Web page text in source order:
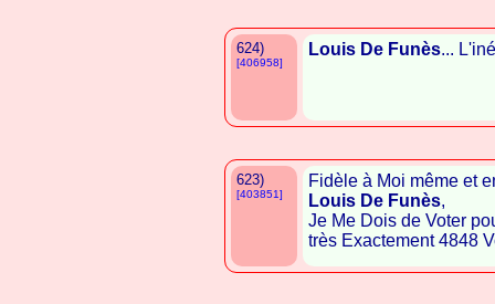
624)
[406958]
Louis De Funès...
623)
[403851]
Fidèle à Moi même et
Louis De Funès,
Je Me Dois de Voter
très Exactement 4848